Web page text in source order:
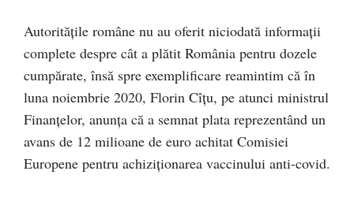
Autoritățile române nu au oferit niciodată informații
complete despre cât a plătit România pentru dozele
cumpărate, însă spre exemplificare reamintim că în
luna noiembrie 2020, Florin Cîțu, pe atunci ministrul
Finanțelor, anunța că a semnat plata reprezentând un
avans de 12 milioane de euro achitat Comisiei
Europene pentru achiziționarea vaccinului anti-covid.